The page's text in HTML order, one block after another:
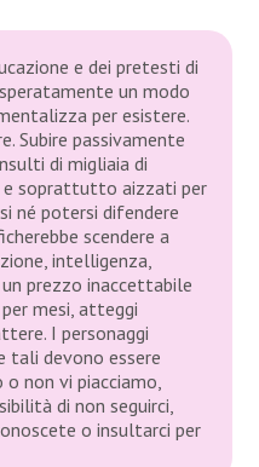
e dei pretesti di
un modo
per esistere.
Subire passivamente
di migliaia di
e soprattutto aizzati per
né potersi difendere
scendere a
intelligenza,
prezzo inaccettabile
mesi, atteggi
I personaggi
tali devono essere
non vi piacciamo,
di non seguirci,
o insultarci per